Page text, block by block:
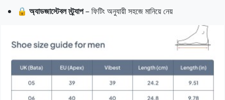
🔒 অ্যাডজাস্টেবল স্ট্র্যাপ– ফিটিং অনুযায়ী সহজে মানিয়ে নেয়